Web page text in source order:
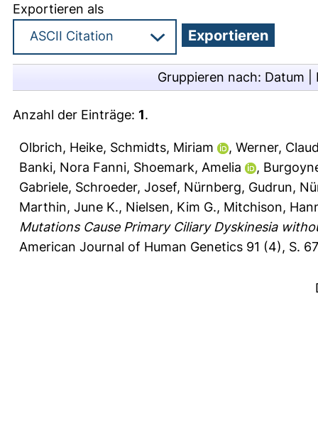
Exportieren als
Gruppieren nach: Datum
Anzahl der Einträge: 1.
Olbrich, Heike, Schmidts, Miriam , Werner,
Banki, Nora Fanni, Shoemark, Amelia ,
Gabriele, Schroeder, Josef, Nürnberg, Gudrun,
Marthin, June K., Nielsen, Kim G., Mitchison,
Mutations Cause Primary Ciliary Dyskinesia
American Journal of Human Genetics 91 (4), S.